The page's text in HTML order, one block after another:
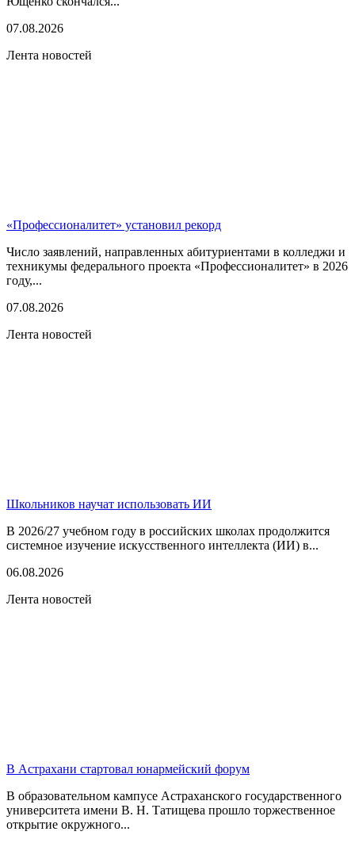
07.08.2026
Лента новостей
«Профессионалитет» установил рекорд
Число заявлений, направленных абитуриентами в колледжи и
техникумы федерального проекта «Профессионалитет» в 2026
году,...
07.08.2026
Лента новостей
Школьников научат использовать ИИ
В 2026/27 учебном году в российских школах продолжится
системное изучение искусственного интеллекта (ИИ) в...
06.08.2026
Лента новостей
В Астрахани стартовал юнармейский форум
В образовательном кампусе Астраханского государственного
университета имени В. Н. Татищева прошло торжественное
открытие окружного...